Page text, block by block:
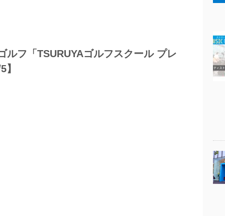
ルフ「TSURUYAゴルフスクール プレ